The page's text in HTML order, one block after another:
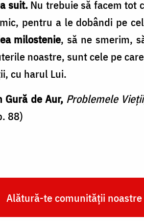
suit.Nu trebuie să facem tot
pentru a le dobândi pe
milostenie, să ne smerim,
noastre, sunt cele pe
cu harul Lui.
Gură de Aur, Problemele Vieții
88)
Alătură-te comunității